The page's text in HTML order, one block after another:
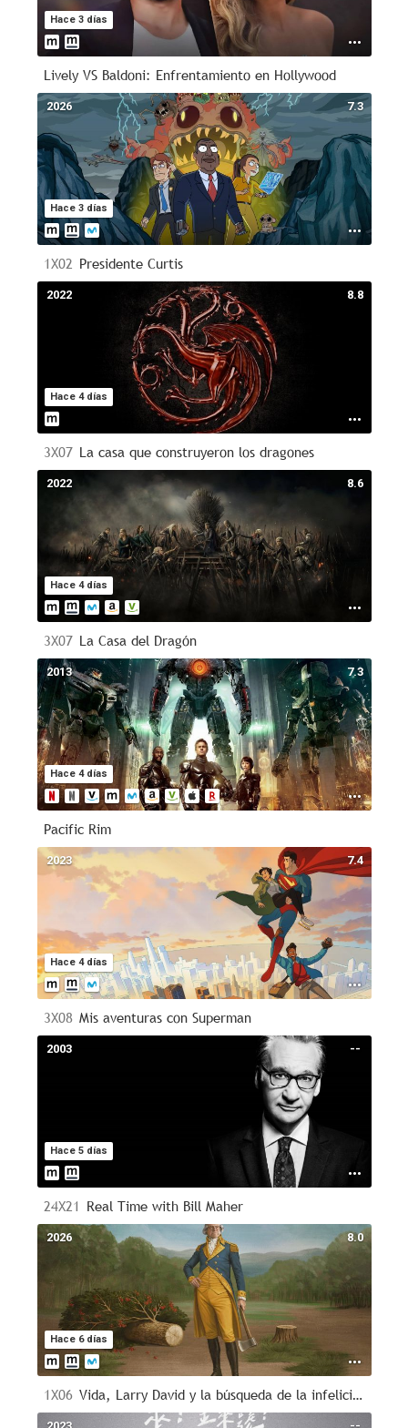
Hace 3 días
Lively VS Baldoni: Enfrentamiento en Hollywood
7.3
Hace 3 días
2026
1X02 Presidente Curtis
8.8
Hace 4 días
2022
3X07 La casa que construyeron los dragones
8.6
Hace 4 días
2022
3X07 La Casa del Dragón
7.3
Hace 4 días
2013
Pacific Rim
7.4
Hace 4 días
2023
3X08 Mis aventuras con Superman
--
Hace 5 días
2003
24X21 Real Time with Bill Maher
8.0
Hace 6 días
2026
1X06 Vida, Larry David y la búsqueda de la infelicidad